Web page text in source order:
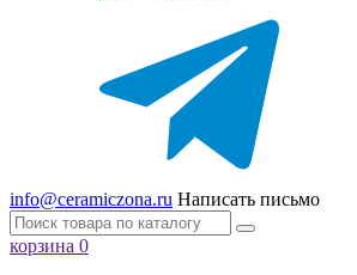
info@ceramiczona.ru Написать письмо
корзина 0